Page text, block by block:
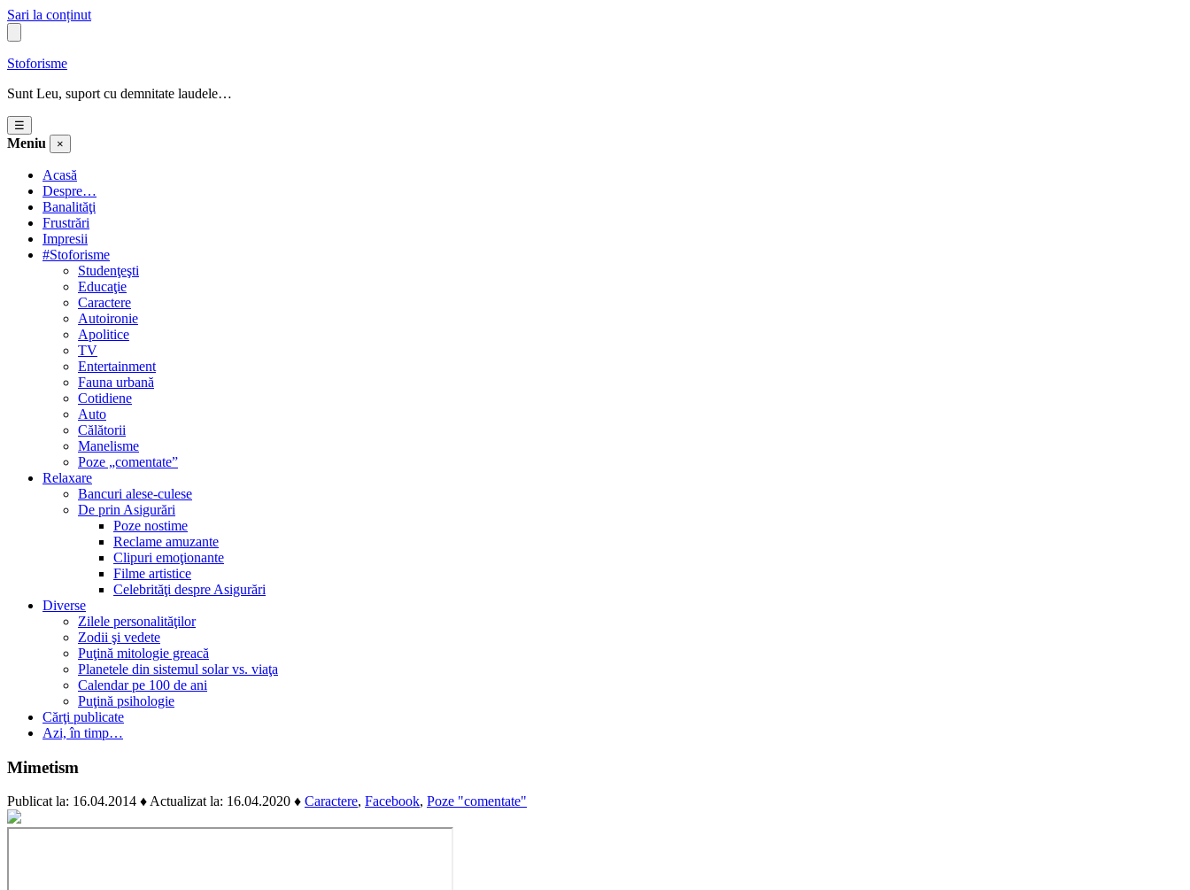
Sari la conținut
Stoforisme
Sunt Leu, suport cu demnitate laudele…
☰
Meniu ×
Acasă
Despre…
Banalităţi
Frustrări
Impresii
#Stoforisme
Studenţeşti
Educaţie
Caractere
Autoironie
Apolitice
TV
Entertainment
Fauna urbană
Cotidiene
Auto
Călătorii
Manelisme
Poze „comentate”
Relaxare
Bancuri alese-culese
De prin Asigurări
Poze nostime
Reclame amuzante
Clipuri emoţionante
Filme artistice
Celebrităţi despre Asigurări
Diverse
Zilele personalităţilor
Zodii şi vedete
Puţină mitologie greacă
Planetele din sistemul solar vs. viaţa
Calendar pe 100 de ani
Puţină psihologie
Cărţi publicate
Azi, în timp…
Mimetism
Publicat la: 16.04.2014 ♦ Actualizat la: 16.04.2020 ♦ Caractere, Facebook, Poze "comentate"